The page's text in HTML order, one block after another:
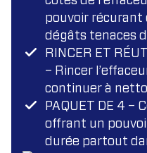
pouvoir récurant
dégâts tenaces
RINCER ET
– Rincer
continuer à
PAQUET DE 4 –
offrant un
durée partout